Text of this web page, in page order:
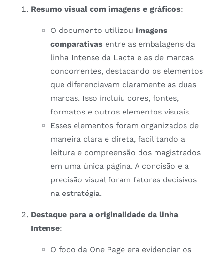
Resumo visual com imagens e gráficos:
O documento utilizou imagens
comparativas entre as embalagens da
linha Intense da Lacta e as de marcas
concorrentes, destacando os elementos
que diferenciavam claramente as duas
marcas. Isso incluiu cores, fontes,
formatos e outros elementos visuais.
Esses elementos foram organizados de
maneira clara e direta, facilitando a
leitura e compreensão dos magistrados
em uma única página. A concisão e a
precisão visual foram fatores decisivos
na estratégia.
Destaque para a originalidade da linha
Intense:
O foco da One Page era evidenciar os